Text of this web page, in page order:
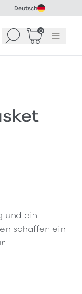
Deutsch
Suchen 0
WarenkorbMenü
und ein
schaffen ein